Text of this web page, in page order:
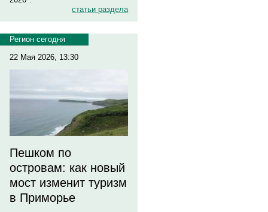
статьи раздела
Регион сегодня
22 Мая 2026, 13:30
Пешком по
островам: как новый
мост изменит туризм
в Приморье